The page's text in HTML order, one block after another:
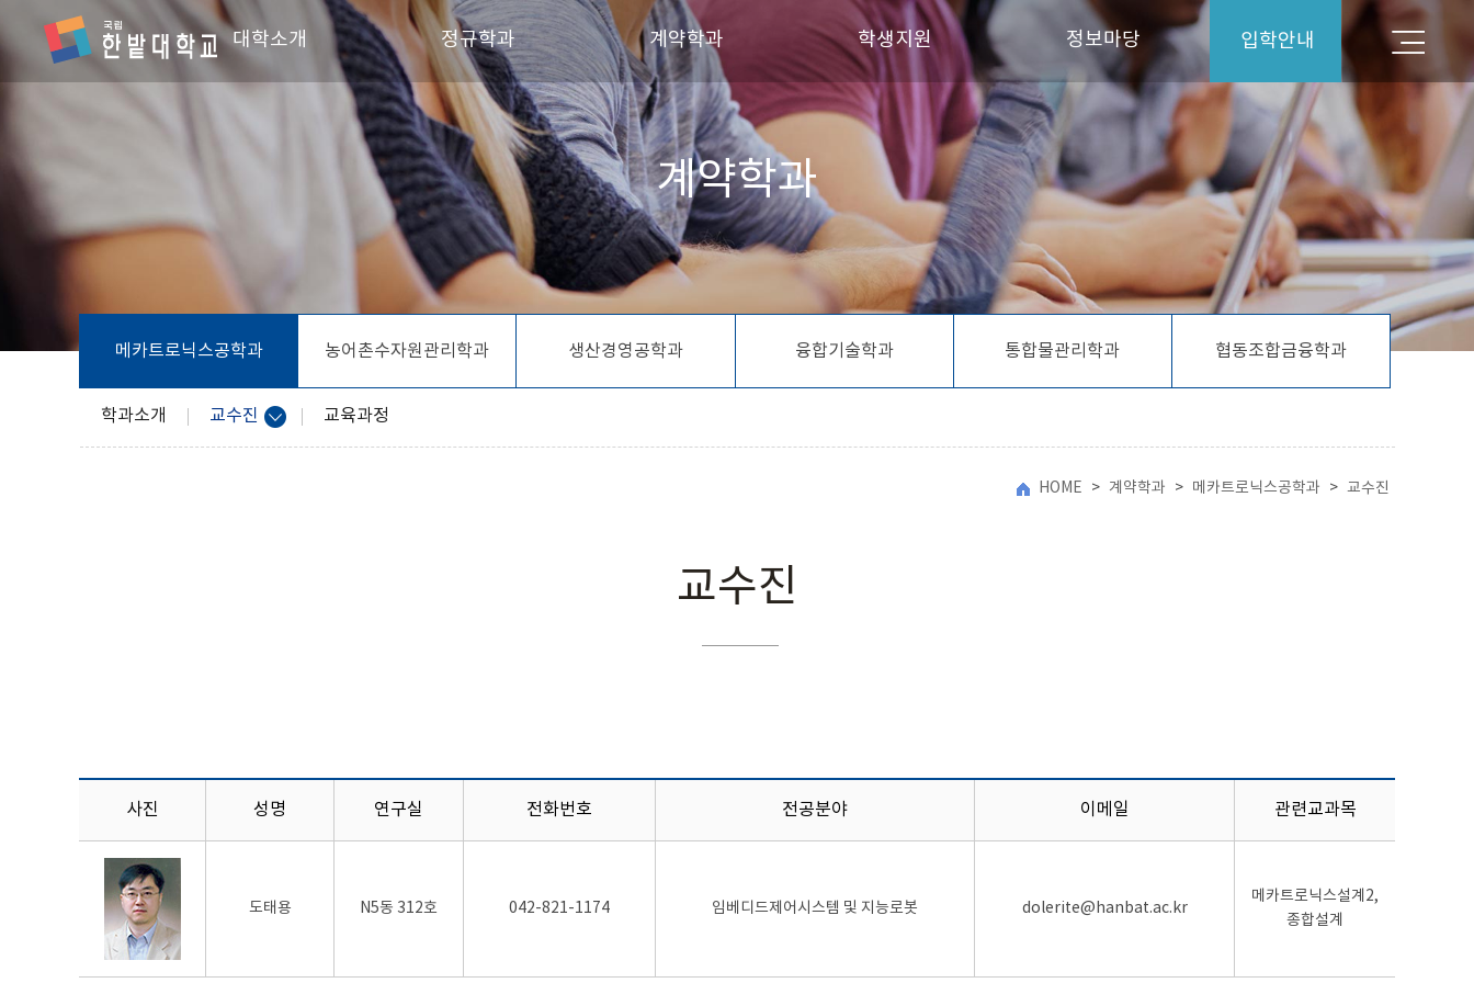
입학안내
대학소개 정규학과
스마트제조응용공학과
전기시스템공학과
회계세무부동산학과
창업경영학과
스포츠건강과학과
융합건설시스템학과
IT시스템공학과
융합디자인학과
계약학과
메카트로닉스공학과
농어촌수자원관리학과
생산경영공학과
융합기술학과
통합물관리학과
협동조합금융학과
학생지원
장학금 안내
학생회 소개
동아리 및 소모임
정보마당
공지사항
대학뉴스
학생상담실
계약학과
메카트로닉스공학과
학과소개 교수진 교육과정
농어촌수자원관리학과 생산경영공학과 융합기술학과 통합물관리학과 협동조합금융학과
교수진
HOME > 계약학과 > 메카트로닉스공학과 > 교수진
사진 성명 연구실 전화번호 전공분야 이메일 관련교과목
도태용 N5동 312호 042-821-1174 임베디드제어시스템 및 지능로봇 dolerite@hanbat.ac.kr
메카트로닉스설계2,
종합설계